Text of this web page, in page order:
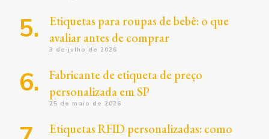
Etiquetas para roupas de bebê: o que
avaliar antes de comprar
3 de julho de 2026
Fabricante de etiqueta de preço
personalizada em SP
25 de maio de 2026
Etiquetas RFID personalizadas: como